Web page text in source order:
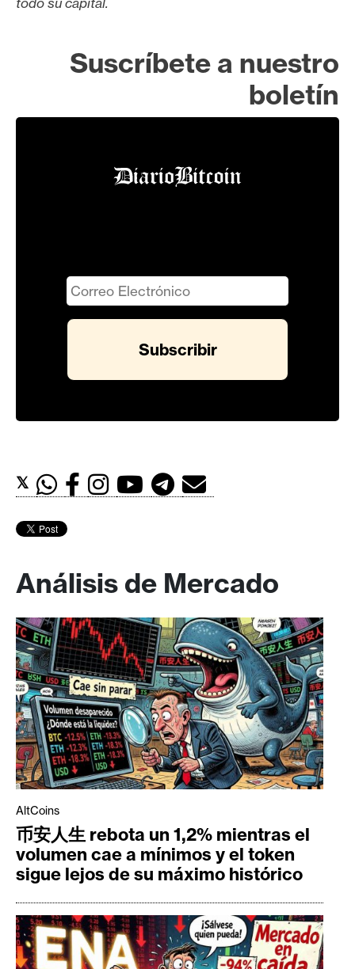
Suscríbete a nuestro
boletín
𝕏
Análisis de Mercado
AltCoins
币安人生 rebota un 1,2% mientras el
volumen cae a mínimos y el token
sigue lejos de su máximo histórico